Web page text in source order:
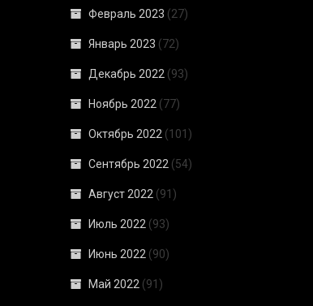
Февраль 2023 (27)
Январь 2023 (72)
Декабрь 2022 (93)
Ноябрь 2022 (77)
Октябрь 2022 (101)
Сентябрь 2022 (54)
Август 2022 (91)
Июль 2022 (93)
Июнь 2022 (90)
Май 2022 (91)